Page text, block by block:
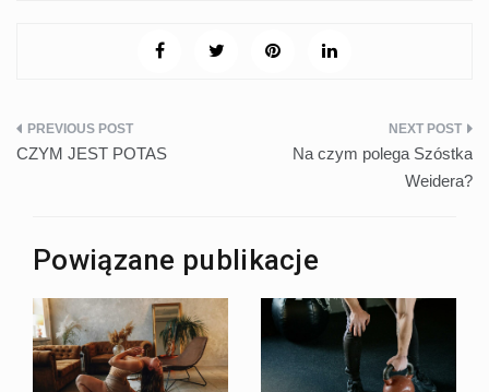
Nawigacja
CZYM JEST POTAS
Na czym polega Szóstka
Weidera?
Powiązane publikacje